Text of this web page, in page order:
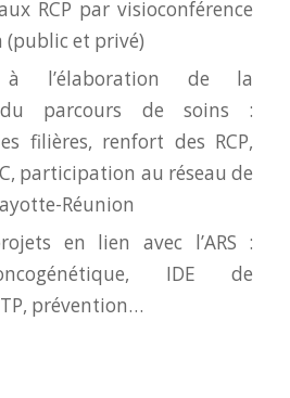
RCP par visioconférence
(public et privé)
à l’élaboration de la
du parcours de soins :
filières, renfort des RCP,
participation au réseau de
Réunion
en lien avec l’ARS :
IDE de
prévention…